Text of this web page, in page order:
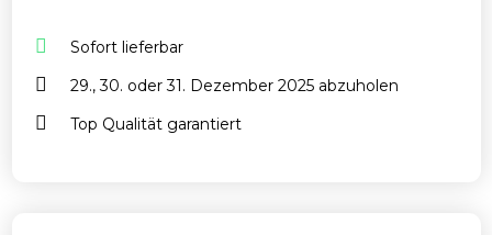
Sofort lieferbar
29., 30. oder 31. Dezember 2025 abzuholen
Top Qualität garantiert